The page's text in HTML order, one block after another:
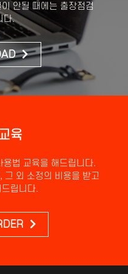
안될 때에는 출장점검
다.
육
법 교육을 해드립니다.
그 외 소정의 비용을 받고
립니다.